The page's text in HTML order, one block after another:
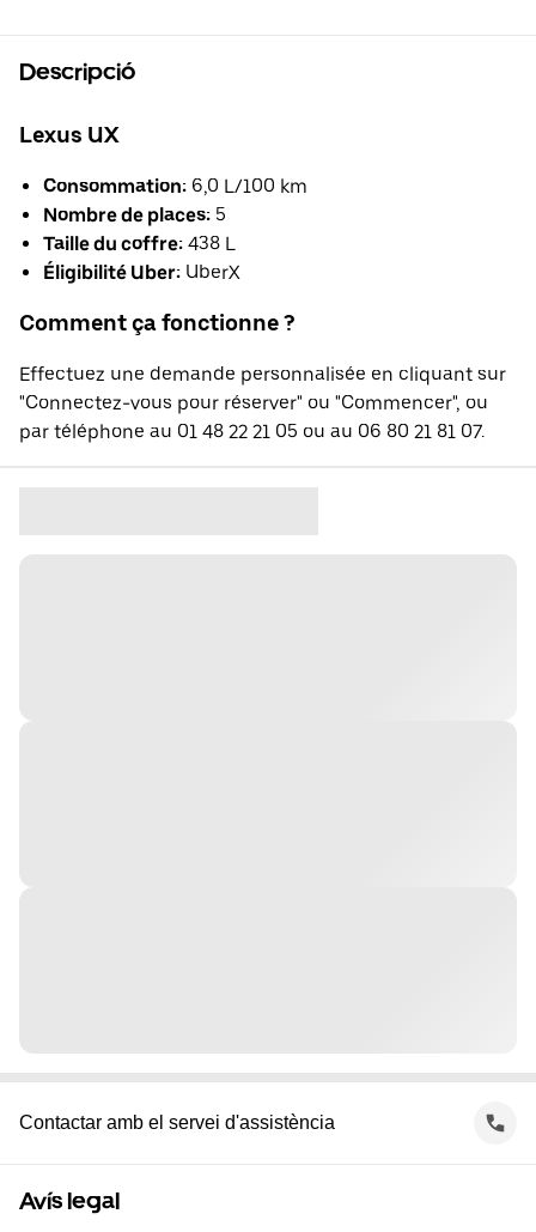
Descripció
Lexus UX
Consommation: 6,0 L/100 km
Nombre de places: 5
Taille du coffre: 438 L
Éligibilité Uber: UberX
Comment ça fonctionne ?
Effectuez une demande personnalisée en cliquant sur
"Connectez-vous pour réserver" ou "Commencer", ou
par téléphone au 01 48 22 21 05 ou au 06 80 21 81 07.
Contactar amb el servei d'assistència
Avís legal